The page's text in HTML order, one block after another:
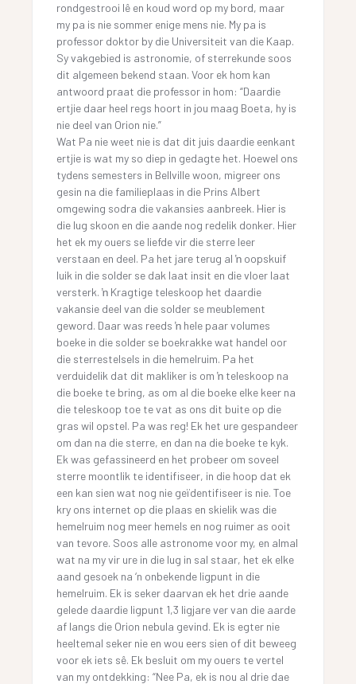
rondgestrooi lê en koud word op my bord, maar
my pa is nie sommer enige mens nie. My pa is
professor doktor by die Universiteit van die Kaap.
Sy vakgebied is astronomie, of sterrekunde soos
dit algemeen bekend staan. Voor ek hom kan
antwoord praat die professor in hom: “Daardie
ertjie daar heel regs hoort in jou maag Boeta, hy is
nie deel van Orion nie.”
Wat Pa nie weet nie is dat dit juis daardie eenkant
ertjie is wat my so diep in gedagte het. Hoewel ons
tydens semesters in Bellville woon, migreer ons
gesin na die familieplaas in die Prins Albert
omgewing sodra die vakansies aanbreek. Hier is
die lug skoon en die aande nog redelik donker. Hier
het ek my ouers se liefde vir die sterre leer
verstaan en deel. Pa het jare terug al ŉ oopskuif
luik in die solder se dak laat insit en die vloer laat
versterk. ŉ Kragtige teleskoop het daardie
vakansie deel van die solder se meublement
geword. Daar was reeds ŉ hele paar volumes
boeke in die solder se boekrakke wat handel oor
die sterrestelsels in die hemelruim. Pa het
verduidelik dat dit makliker is om ŉ teleskoop na
die boeke te bring, as om al die boeke elke keer na
die teleskoop toe te vat as ons dit buite op die
gras wil opstel. Pa was reg! Ek het ure gespandeer
om dan na die sterre, en dan na die boeke te kyk.
Ek was gefassineerd en het probeer om soveel
sterre moontlik te identifiseer, in die hoop dat ek
een kan sien wat nog nie geïdentifiseer is nie. Toe
kry ons internet op die plaas en skielik was die
hemelruim nog meer hemels en nog ruimer as ooit
van tevore. Soos alle astronome voor my, en almal
wat na my vir ure in die lug in sal staar, het ek elke
aand gesoek na ‘n onbekende ligpunt in die
hemelruim. Ek is seker daarvan ek het drie aande
gelede daardie ligpunt 1,3 ligjare ver van die aarde
af langs die Orion nebula gevind. Ek is egter nie
heeltemal seker nie en wou eers sien of dit beweeg
voor ek iets sê. Ek besluit om my ouers te vertel
van my ontdekking: “Nee Pa, ek is nou al drie dae